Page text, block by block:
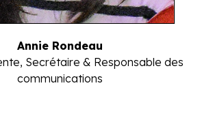
Annie Rondeau
Secrétaire & Responsable des
communications